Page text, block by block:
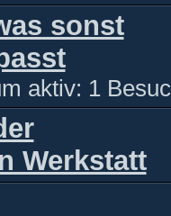
sonst
aktiv: 1
Werkstatt